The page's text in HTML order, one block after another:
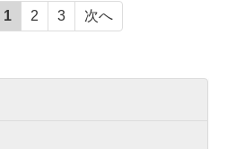
1 2 3 次へ